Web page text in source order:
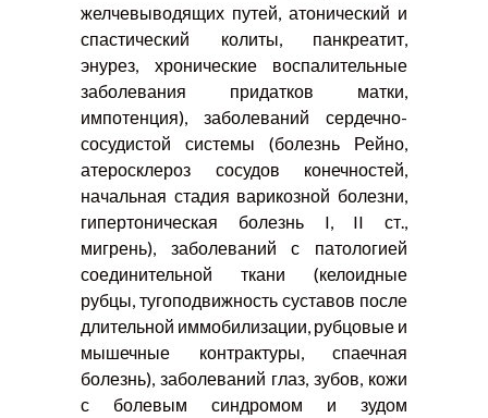
желчевыводящих путей, атонический и
спастический колиты, панкреатит,
энурез, хронические воспалительные
заболевания придатков матки,
импотенция), заболеваний сердечно-
сосудистой системы (болезнь Рейно,
атеросклероз сосудов конечностей,
начальная стадия варикозной болезни,
гипертоническая болезнь I, II ст.,
мигрень), заболеваний с патологией
соединительной ткани (келоидные
рубцы, тугоподвижность суставов после
длительной иммобилизации, рубцовые и
мышечные контрактуры, спаечная
болезнь), заболеваний глаз, зубов, кожи
с болевым синдромом и зудом